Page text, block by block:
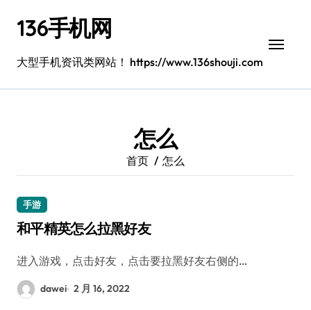
136手机网
大型手机资讯类网站！ https://www.136shouji.com
怎么
首页 怎么
手游
和平精英怎么拉黑好友
进入游戏，点击好友，点击要拉黑好友右侧的…
dawei 2 月 16, 2022